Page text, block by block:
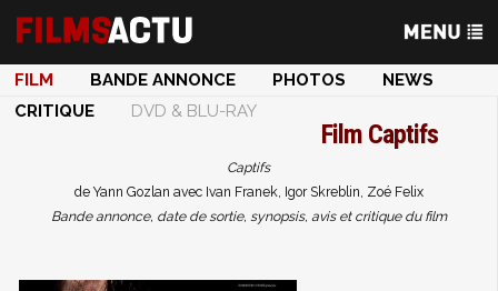
FILM BANDE ANNONCE PHOTOS
NEWS
CRITIQUE
DVD & BLU-RAY
Film Captifs
Captifs
de Yann Gozlan avec Ivan Franek, Igor Skreblin, Zoé Felix
Bande annonce, date de sortie, synopsis, avis et critique du film